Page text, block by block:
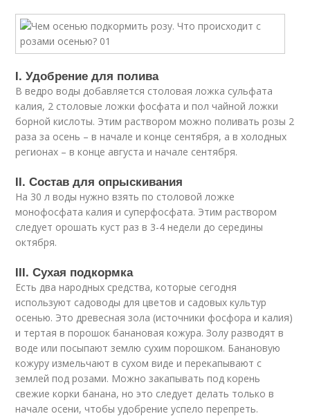
I. Удобрение для полива
В ведро воды добавляется столовая ложка сульфата
калия, 2 столовые ложки фосфата и пол чайной ложки
борной кислоты. Этим раствором можно поливать розы 2
раза за осень – в начале и конце сентября, а в холодных
регионах – в конце августа и начале сентября.
II. Состав для опрыскивания
На 30 л воды нужно взять по столовой ложке
монофосфата калия и суперфосфата. Этим раствором
следует орошать куст раз в 3-4 недели до середины
октября.
III. Сухая подкормка
Есть два народных средства, которые сегодня
используют садоводы для цветов и садовых культур
осенью. Это древесная зола (источники фосфора и калия)
и тертая в порошок банановая кожура. Золу разводят в
воде или посыпают землю сухим порошком. Банановую
кожуру измельчают в сухом виде и перекапывают с
землей под розами. Можно закапывать под корень
свежие корки банана, но это следует делать только в
начале осени, чтобы удобрение успело перепреть.